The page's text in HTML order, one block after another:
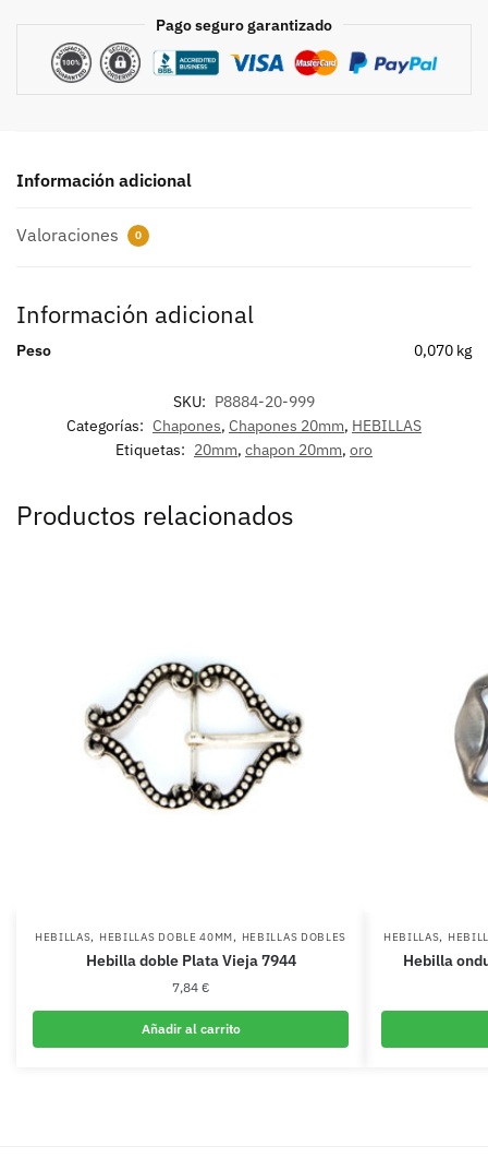
Pago seguro garantizado
Información adicional
Valoraciones 0
Información adicional
Peso 0,070 kg
SKU: P8884-20-999
Categorías: Chapones, Chapones 20mm, HEBILLAS
Etiquetas: 20mm, chapon 20mm, oro
Productos relacionados
HEBILLAS, HEBILLAS DOBLE 40MM, HEBILLAS DOBLES
Hebilla doble Plata Vieja 7944
7,84 €
Añadir al carrito
HEBILLAS,
Hebilla